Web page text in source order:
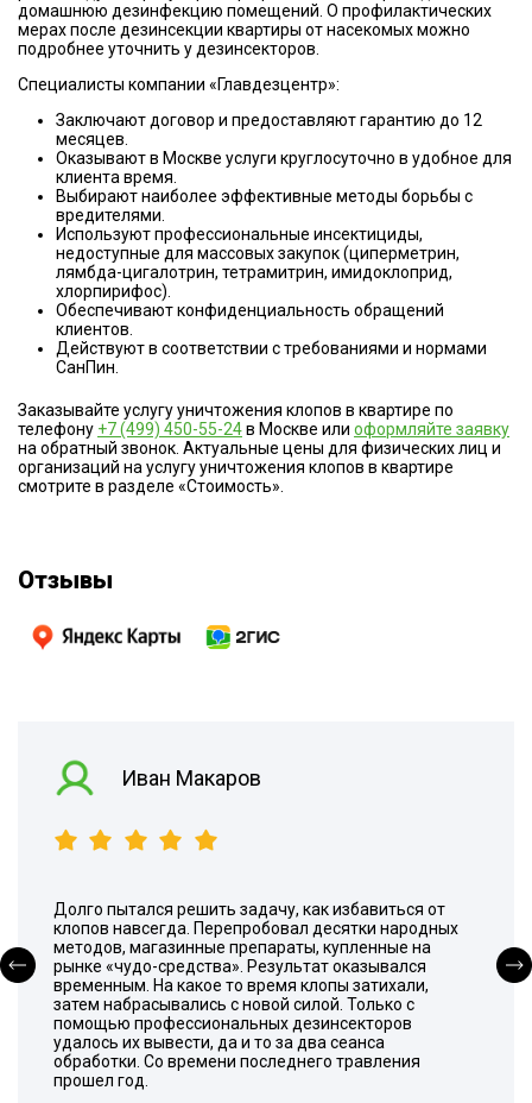
домашнюю дезинфекцию помещений. О профилактических
мерах после дезинсекции квартиры от насекомых можно
подробнее уточнить у дезинсекторов.
Специалисты компании «Главдезцентр»:
Заключают договор и предоставляют гарантию до 12
месяцев.
Оказывают в Москве услуги круглосуточно в удобное для
клиента время.
Выбирают наиболее эффективные методы борьбы с
вредителями.
Используют профессиональные инсектициды,
недоступные для массовых закупок (циперметрин,
лямбда-цигалотрин, тетрамитрин, имидоклоприд,
хлорпирифос).
Обеспечивают конфиденциальность обращений
клиентов.
Действуют в соответствии с требованиями и нормами
СанПин.
Заказывайте услугу уничтожения клопов в квартире по
телефону +7 (499) 450-55-24в Москве или оформляйте заявку
на обратный звонок. Актуальные цены для физических лиц и
организаций на услугу уничтожения клопов в квартире
смотрите в разделе «Стоимость».
Отзывы
Иван Макаров
Долго пытался решить задачу, как избавиться от
клопов навсегда. Перепробовал десятки народных
методов, магазинные препараты, купленные на
рынке «чудо-средства». Результат оказывался
временным. На какое то время клопы затихали,
затем набрасывались с новой силой. Только с
помощью профессиональных дезинсекторов
удалось их вывести, да и то за два сеанса
обработки. Со времени последнего травления
прошел год.